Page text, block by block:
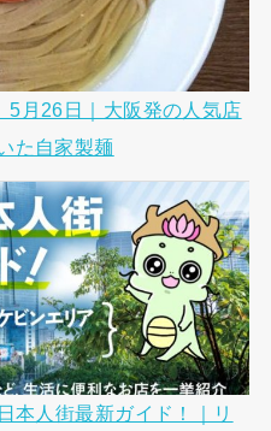
5月26日｜大阪発の人気店
た自家製麺
本人街最新ガイド！｜リ